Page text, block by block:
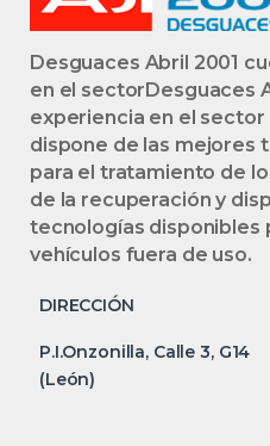
Desguaces Abril 2001
en el sectorDesguaces
experiencia en el
dispone de las mejores
para el tratamiento de
de la recuperación y
tecnologías disponibles
vehículos fuera de uso.
DIRECCIÓN
P.I.Onzonilla, Calle 3, G14
(León)